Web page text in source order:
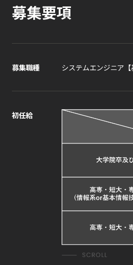
募集要項
募集職種 システムエンジニア【
初任給